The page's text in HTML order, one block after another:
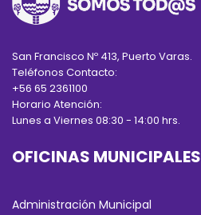
San Francisco Nº 413, Puerto Varas.
Teléfonos Contacto:
+56 65 2361100
Horario Atención:
Lunes a Viernes 08:30 - 14:00 hrs.
OFICINAS MUNICIPALES
Administración Municipal